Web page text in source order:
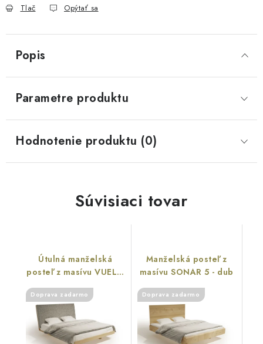
Tlač Opýtať sa
Popis
Parametre produktu
Hodnotenie produktu (0)
Súvisiaci tovar
Útulná manželská
posteľ z masívu VUELO
1
Doprava zadarmo
Manželská posteľ z
masívu SONAR 5 - dub
Doprava zadarmo